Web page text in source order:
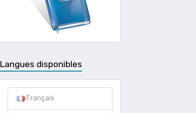
Langues disponibles
Français